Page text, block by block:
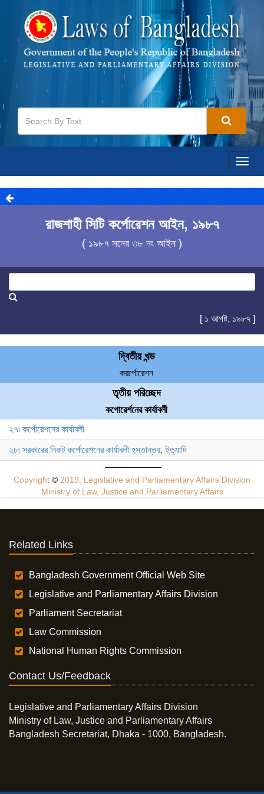
রাজশাহী সিটি কর্পোরেশন আইন, ১৯৮৭
( ১৯৮৭ সনের ৩৮ নং আইন )
[ ১ আগষ্ট, ১৯৮৭ ]
দ্বিতীয় খন্ড
করর্পোরেশন
তৃতীয় পরিচ্ছেদ
কপোরের্শনের কার্যাবর্লী
২৭৷ কর্পোরেশনের কার্যাবলী
২৮৷ সরকারের নিকট কর্পোরেশনের কার্যাবলী হস্তান্তর, ইত্যাদি
Copyright © 2019, Legislative and Parliamentary Affairs Division
Ministry of Law, Justice and Parliamentary Affairs
Related Links
Bangladesh Government Official Web Site
Legislative and Parliamentary Affairs Division
Parliament Secretariat
Law Commission
National Human Rights Commission
Contact Us/Feedback
Legislative and Parliamentary Affairs Division
Ministry of Law, Justice and Parliamentary Affairs
Bangladesh Secretariat, Dhaka - 1000, Bangladesh.